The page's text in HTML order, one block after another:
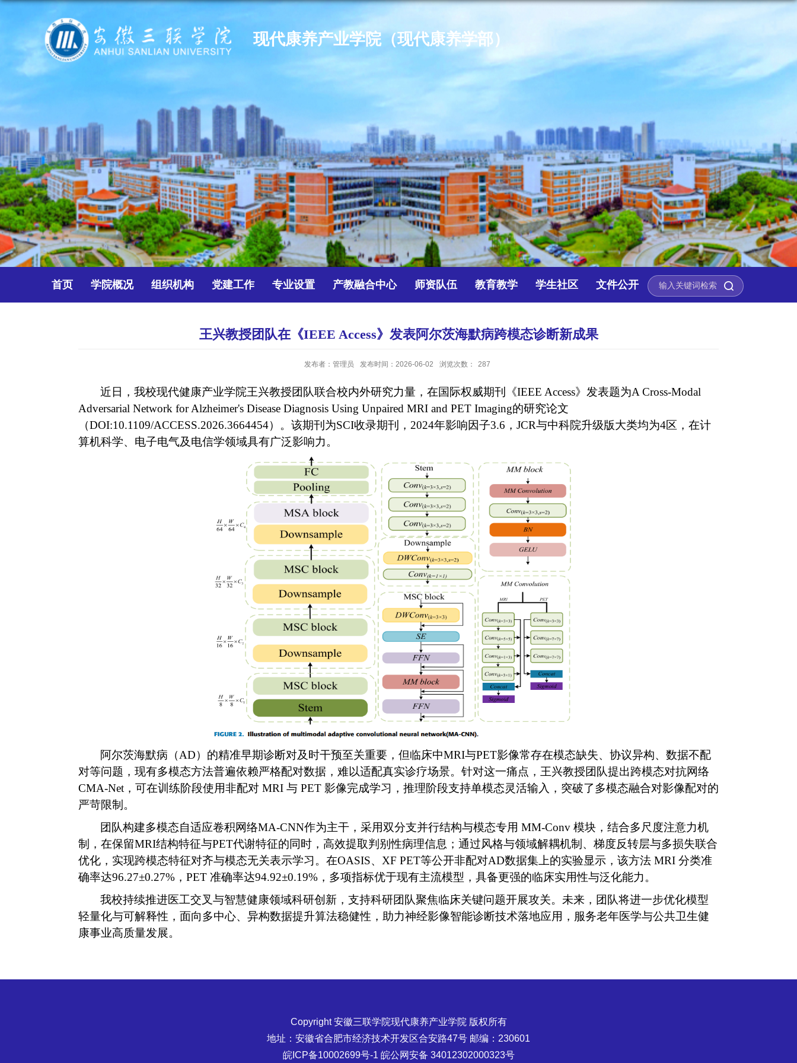
现代康养产业学院（现代康养学部）
首页 学院概况 组织机构 党建工作 专业设置 产教融合中心 师资队伍 教育教学 学生社区 文件公开
王兴教授团队在《IEEE Access》发表阿尔茨海默病跨模态诊断新成果
发布者：管理员 发布时间：2026-06-02 浏览次数： 287
近日，我校现代健康产业学院王兴教授团队联合校内外研究力量，在国际权威期刊《IEEE Access》发表题为A Cross-Modal
Adversarial Network for Alzheimer's Disease Diagnosis Using Unpaired MRI and PET Imaging的研究论文
（DOI:10.1109/ACCESS.2026.3664454）。该期刊为SCI收录期刊， 2024年影响因子3.6 ， JCR与中科院升级版大类均为4区，在计
算机科学、电子电气及电信学领域具有广泛影响力。
阿尔茨海默病（AD）的精准早期诊断对及时干预至关重要，但临床中MRI与PET影像常存在模态缺失、协议异构、数据不配
对等问题，现有多模态方法普遍依赖严格配对数据，难以适配真实诊疗场景。针对这一痛点，王兴教授团队提出跨模态对抗网络
CMA‑Net ，可在训练阶段使用非配对 MRI 与 PET 影像完成学习，推理阶段支持单模态灵活输入，突破了多模态融合对影像配对的
严苛限制。
团队构建多模态自适应卷积网络MA‑CNN作为主干，采用双分支并行结构与模态专用 MM‑Conv 模块，结合多尺度注意力机
制，在保留MRI结构特征与PET代谢特征的同时，高效提取判别性病理信息；通过风格与领域解耦机制、梯度反转层与多损失联合
优化，实现跨模态特征对齐与模态无关表示学习。在OASIS、 XF PET等公开非配对AD数据集上的实验显示，该方法 MRI 分类准
确率达96.27±0.27% ， PET 准确率达94.92±0.19% ，多项指标优于现有主流模型，具备更强的临床实用性与泛化能力。
我校持续推进医工交叉与智慧健康领域科研创新，支持科研团队聚焦临床关键问题开展攻关。未来，团队将进一步优化模型
轻量化与可解释性，面向多中心、异构数据提升算法稳健性，助力神经影像智能诊断技术落地应用，服务老年医学与公共卫生健
康事业高质量发展。
Copyright 安徽三联学院现代康养产业学院 版权所有
地址：安徽省合肥市经济技术开发区合安路47号 邮编：230601
皖ICP备10002699号-1 皖公网安备 34012302000323号